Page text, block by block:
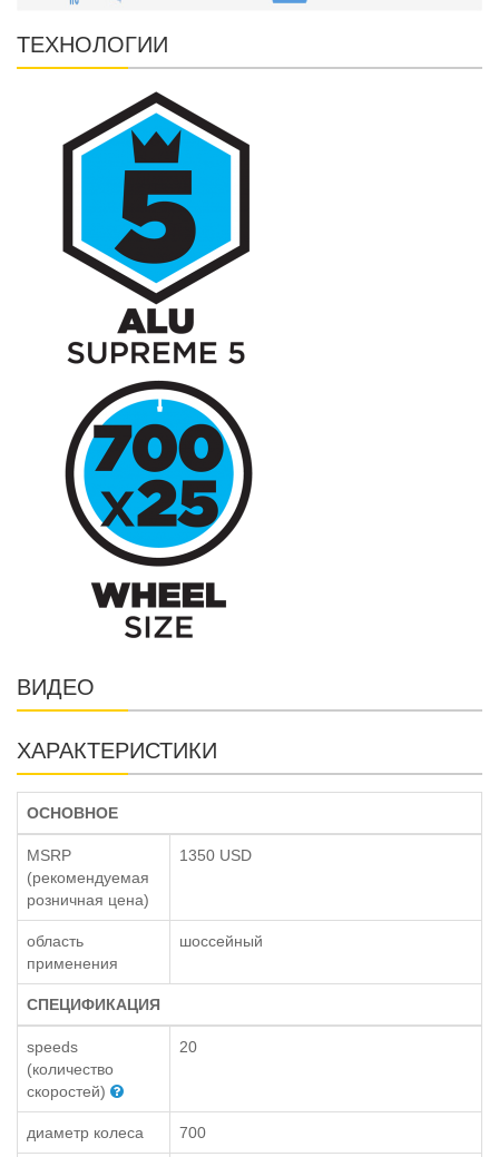
ТЕХНОЛОГИИ
ВИДЕО
ХАРАКТЕРИСТИКИ
ОСНОВНОЕ
MSRP
(рекомендуемая
розничная цена)
1350 USD
область
применения
шоссейный
СПЕЦИФИКАЦИЯ
speeds
(количество
скоростей)
20
диаметр колеса 700